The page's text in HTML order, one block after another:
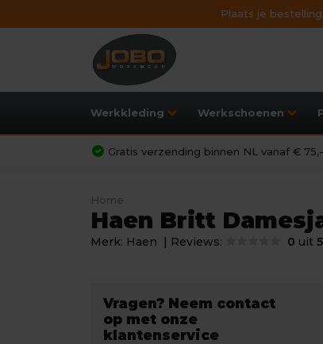
Plaats je
Werkkleding Werkschoenen
Gratis verzending binnen NL vanaf €
Home
Haen Britt
Merk: Haen | Reviews: 0 uit 5
Vragen? Neem contact
op met onze
klantenservice